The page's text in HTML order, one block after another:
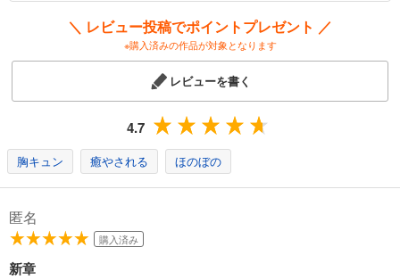
呪われたワケあり神様と、虐げられ令嬢の溺愛生活スタートです。
浅木伊都先生によるラノベ『火の神さまの掃除人ですが、いつの間に
か花嫁として溺愛されています』を原作とし、『君がブルーバード』
や『恋人は旦那さま』の山田こもも先生がコミカライズ！！
とにかくどのページも絵が華麗！！
大正時代の世界観にファンタジー要素が加わり、画面からキラキラが
溢れ出れてきそうです。
小夜を娶ることになった鬼灯は周りから「醜い」「穢れている」と忌
み嫌われていますが、小夜の目には美しい男性にしか見えません…。
「俺の顔は醜いだろう？」と顔面アップで迫る鬼灯に、「そんなワケ
あるかーい！！」とツッコミを入れてしまったのは私だけではないハ
＼ レビュー投稿でポイントプレゼント ／
※購入済みの作品が対象となります
レビューを書く
4.7
胸キュン 癒やされる ほのぼの
匿名
購入済み
新章